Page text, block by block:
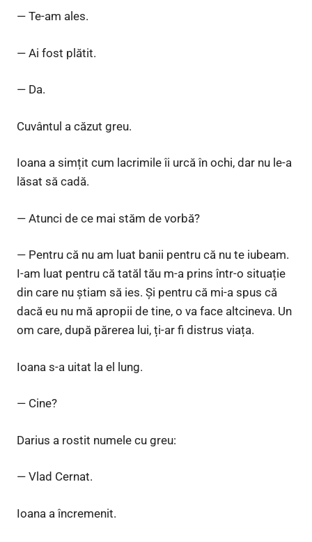
— Te-am ales.
— Ai fost plătit.
— Da.
Cuvântul a căzut greu.
Ioana a simțit cum lacrimile îi urcă în ochi, dar nu le-a
lăsat să cadă.
— Atunci de ce mai stăm de vorbă?
— Pentru că nu am luat banii pentru că nu te iubeam.
I-am luat pentru că tatăl tău m-a prins într-o situație
din care nu știam să ies. Și pentru că mi-a spus că
dacă eu nu mă apropii de tine, o va face altcineva. Un
om care, după părerea lui, ți-ar fi distrus viața.
Ioana s-a uitat la el lung.
— Cine?
Darius a rostit numele cu greu:
— Vlad Cernat.
Ioana a încremenit.